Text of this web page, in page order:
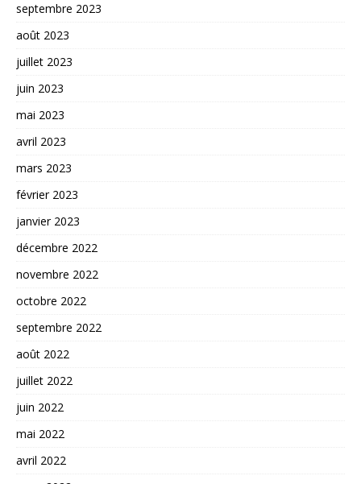
septembre 2023
août 2023
juillet 2023
juin 2023
mai 2023
avril 2023
mars 2023
février 2023
janvier 2023
décembre 2022
novembre 2022
octobre 2022
septembre 2022
août 2022
juillet 2022
juin 2022
mai 2022
avril 2022